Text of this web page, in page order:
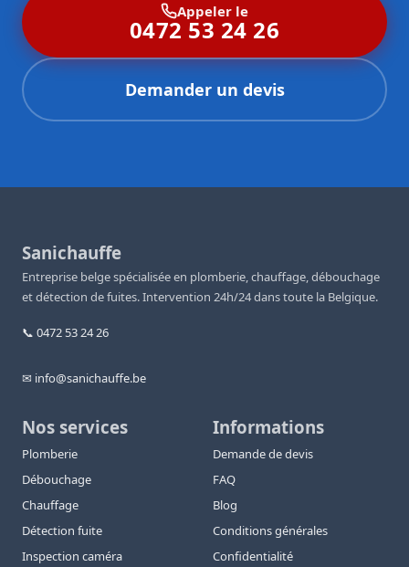
Appeler le
0472 53 24 26
Demander un devis
Sanichauffe
Entreprise belge spécialisée en plomberie, chauffage, débouchage
et détection de fuites. Intervention 24h/24 dans toute la Belgique.
📞 0472 53 24 26
✉ info@sanichauffe.be
Nos services
Plomberie
Débouchage
Chauffage
Détection fuite
Inspection caméra
Informations
Demande de devis
FAQ
Blog
Conditions générales
Confidentialité